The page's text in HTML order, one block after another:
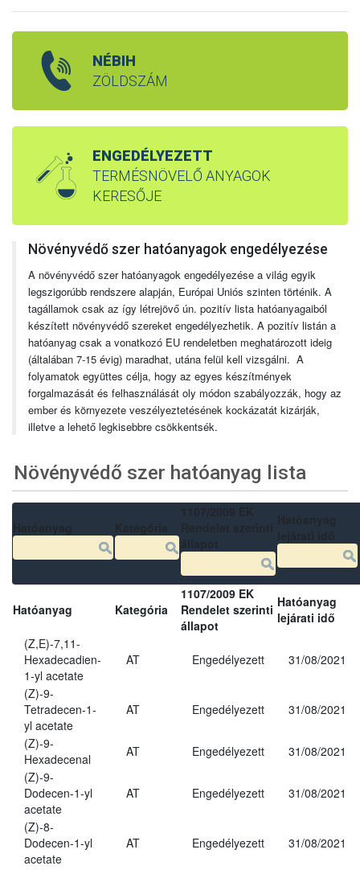
NÉBIH
ZÖLDSZÁM
ENGEDÉLYEZETT
TERMÉSNÖVELŐ ANYAGOK
KERESŐJE
Növényvédő szer hatóanyagok engedélyezése
A növényvédő szer hatóanyagok engedélyezése a világ egyik
legszigorúbb rendszere alapján, Európai Uniós szinten történik. A
tagállamok csak az így létrejövő ún. pozitív lista hatóanyagaiból
készített növényvédő szereket engedélyezhetik. A pozitív listán a
hatóanyag csak a vonatkozó EU rendeletben meghatározott ideig
(általában 7-15 évig) maradhat, utána felül kell vizsgálni. A
folyamatok együttes célja, hogy az egyes készítmények
forgalmazását és felhasználását oly módon szabályozzák, hogy az
ember és környezete veszélyeztetésének kockázatát kizárják,
illetve a lehető legkisebbre csökkentsék.
Növényvédő szer hatóanyag lista
Hatóanyag Kategória
1107/2009 EK
Rendelet szerinti
állapot
Hatóanyag
lejárati idő
(Z,E)-7,11-
Hexadecadien-
1-yl acetate
AT Engedélyezett 31/08/2021
(Z)-9-
Tetradecen-1-
yl acetate
AT Engedélyezett 31/08/2021
(Z)-9-
Hexadecenal
AT Engedélyezett
31/08/2021
(Z)-9-
Dodecen-1-yl
acetate
AT Engedélyezett 31/08/2021
(Z)-8-
Dodecen-1-yl
acetate
AT Engedélyezett 31/08/2021